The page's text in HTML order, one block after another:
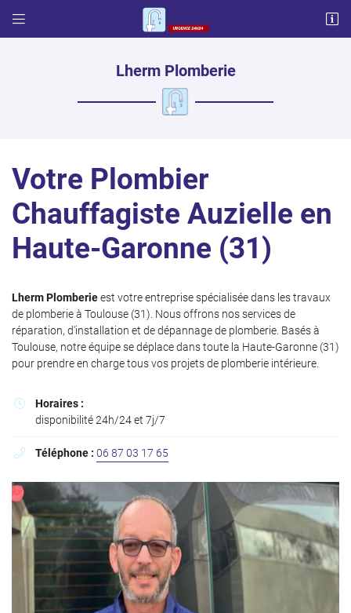
 
 Adresse email de réception
Rafraîchir le captcha
En cochant cette case, vous consentez à recevoir nos propositions commerciales à
l'adresse email indiqué ci-dessus. Vous pouvez vous désinscrire à tout moment en
utilisantle formulaire de désinscription.
Lherm Plomberie
Votre Plombier
Chauffagiste Auzielle en
Haute-Garonne (31)
Lherm Plomberieest votre entreprise spécialisée dans les travaux
de plomberie à Toulouse (31). Nous offrons nos services de
réparation, d'installation et de dépannage de plomberie. Basés à
Toulouse, notre équipe se déplace dans toute la Haute-Garonne (31)
pour prendre en charge tous vos projets de plomberie intérieure.

Horaires :
disponibilité 24h/24 et 7j/7
 Téléphone : 06 87 03 17 65